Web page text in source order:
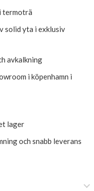
termoträ
solid yta i exklusiv
avkalkning
i köpenhamn i
lager
och snabb leverans